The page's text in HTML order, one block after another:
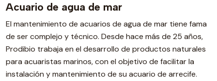
Acuario de agua de mar
El mantenimiento de acuarios de agua de mar tiene fama
de ser complejo y técnico. Desde hace más de 25 años,
Prodibio trabaja en el desarrollo de productos naturales
para acuaristas marinos, con el objetivo de facilitar la
instalación y mantenimiento de su acuario de arrecife.